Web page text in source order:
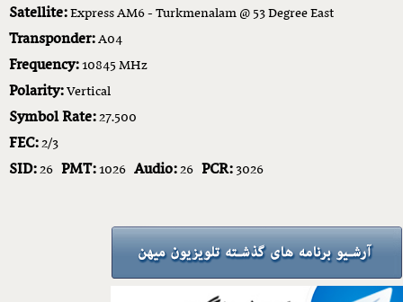
Satellite:Express AM6 - Turkmenalam @ 53 Degree East
Transponder:A04
Frequency:10845 MHz
Polarity:Vertical
Symbol Rate:27.500
FEC:2/3
SID:26 PMT:1026 Audio:26 PCR:3026